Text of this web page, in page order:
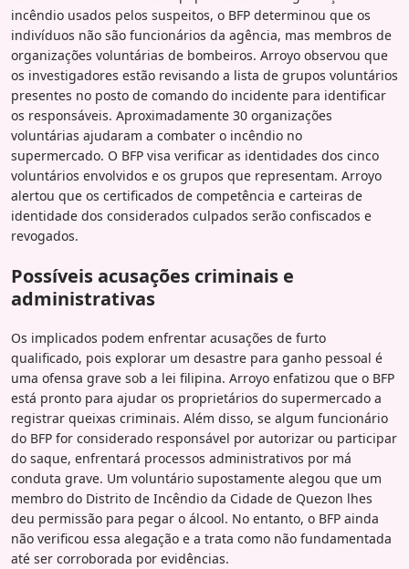
incêndio usados pelos suspeitos, o BFP determinou que os
indivíduos não são funcionários da agência, mas membros de
organizações voluntárias de bombeiros. Arroyo observou que
os investigadores estão revisando a lista de grupos voluntários
presentes no posto de comando do incidente para identificar
os responsáveis. Aproximadamente 30 organizações
voluntárias ajudaram a combater o incêndio no
supermercado. O BFP visa verificar as identidades dos cinco
voluntários envolvidos e os grupos que representam. Arroyo
alertou que os certificados de competência e carteiras de
identidade dos considerados culpados serão confiscados e
revogados.
Possíveis acusações criminais e
administrativas
Os implicados podem enfrentar acusações de furto
qualificado, pois explorar um desastre para ganho pessoal é
uma ofensa grave sob a lei filipina. Arroyo enfatizou que o BFP
está pronto para ajudar os proprietários do supermercado a
registrar queixas criminais. Além disso, se algum funcionário
do BFP for considerado responsável por autorizar ou participar
do saque, enfrentará processos administrativos por má
conduta grave. Um voluntário supostamente alegou que um
membro do Distrito de Incêndio da Cidade de Quezon lhes
deu permissão para pegar o álcool. No entanto, o BFP ainda
não verificou essa alegação e a trata como não fundamentada
até ser corroborada por evidências.